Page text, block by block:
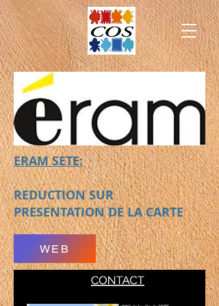
ERAM SETE:
REDUCTION SUR
PRESENTATION DE LA CARTE
WEB